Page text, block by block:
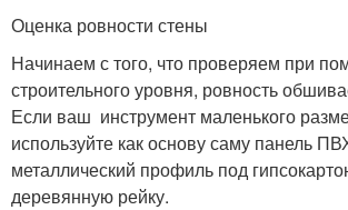
Оценка ровности стены
Начинаем с того, что проверяем при
строительного уровня, ровность
Если ваш инструмент маленького
используйте как основу саму панель
металлический профиль под
деревянную рейку.